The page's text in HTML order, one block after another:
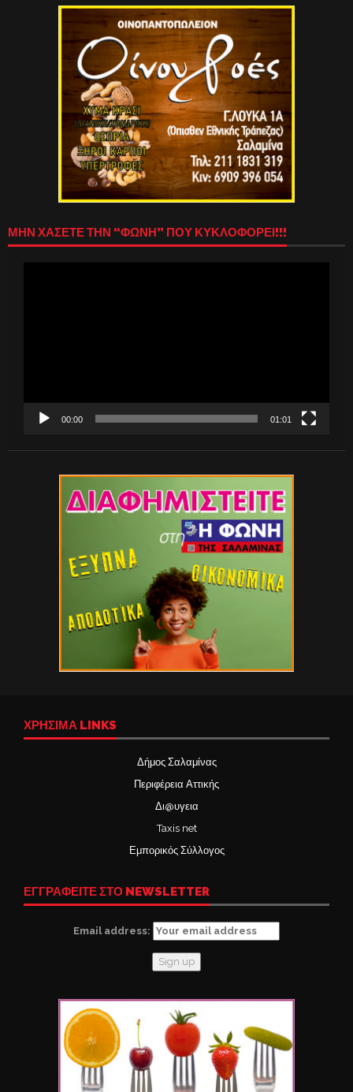
ΜΗΝ ΧΑΣΕΤΕ ΤΗΝ “ΦΩΝΗ” ΠΟΥ ΚΥΚΛΟΦΟΡΕΙ!!!
00:00 01:01
ΧΡΉΣΙΜΑ LINKS
Δήμος Σαλαμίνας
Περιφέρεια Αττικής
Δι@υγεια
Taxis net
Εμπορικός Σύλλογος
ΕΓΓΡΑΦΕΙΤΕ ΣΤΟ NEWSLETTER
Email address: